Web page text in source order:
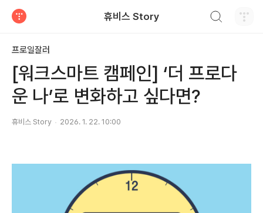
휴비스 Story
프로일잘러
[워크스마트 캠페인] ‘더 프로다
운 나’로 변화하고 싶다면?
휴비스 Story 2026. 1. 22. 10:00